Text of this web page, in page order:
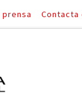
Contacta